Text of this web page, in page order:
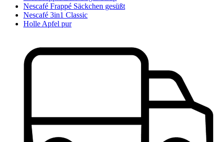
Nescafé Frappé Säckchen gesüßt
Nescafé 3in1 Classic
Holle Apfel pur